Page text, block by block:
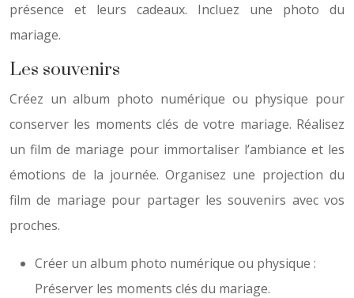
présence et leurs cadeaux. Incluez une photo du
mariage.
Les souvenirs
Créez un album photo numérique ou physique pour
conserver les moments clés de votre mariage. Réalisez
un film de mariage pour immortaliser l’ambiance et les
émotions de la journée. Organisez une projection du
film de mariage pour partager les souvenirs avec vos
proches.
Créer un album photo numérique ou physique :
Préserver les moments clés du mariage.